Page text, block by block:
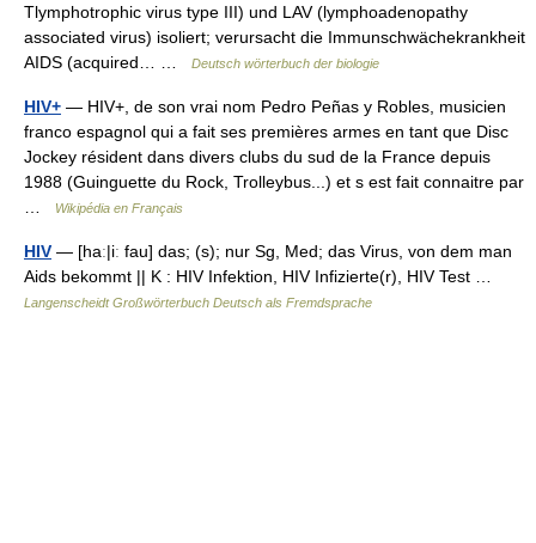
Tlymphotrophic virus type III) und LAV (lymphoadenopathy
associated virus) isoliert; verursacht die Immunschwächekrankheit
AIDS (acquired… …
Deutsch wörterbuch der biologie
HIV+ — HIV+, de son vrai nom Pedro Peñas y Robles, musicien
franco espagnol qui a fait ses premières armes en tant que Disc
Jockey résident dans divers clubs du sud de la France depuis
1988 (Guinguette du Rock, Trolleybus...) et s est fait connaitre par
Wikipédia en Français
HIV — [haː|iː fau] das; (s); nur Sg, Med; das Virus, von dem man
Aids bekommt || K : HIV Infektion, HIV Infizierte(r), HIV Test …
Langenscheidt Großwörterbuch Deutsch als Fremdsprache